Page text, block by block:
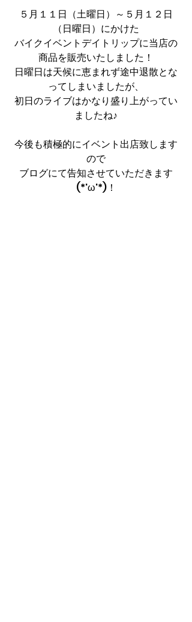
５月１１日（土曜日）～５月１２日
（日曜日）にかけた
バイクイベントデイトリップに当店の
商品を販売いたしました！
日曜日は天候に恵まれず途中退散とな
ってしまいましたが、
初日のライブはかなり盛り上がってい
ましたね♪
今後も積極的にイベント出店致します
ので
ブログにて告知させていただきます
(*'ω'*)！